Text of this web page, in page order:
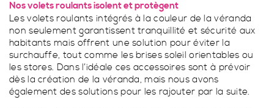
VÉRANDA CONTEMPORAINE
PERGOLA TRADITIONNELLE
GARDE-CORPS SUR MESURE
TOUS LES STORES
Nos volets roulants isolent et protègent
Les volets roulants intégrés à la couleur de la véranda
non seulement garantissent tranquillité et sécurité aux
habitants mais offrent une solution pour éviter la
surchauffe, tout comme les brises soleil orientables ou
les stores. Dans l’idéale ces accessoires sont à prévoir
dès la création de la véranda, mais nous avons
également des solutions pour les rajouter par la suite.